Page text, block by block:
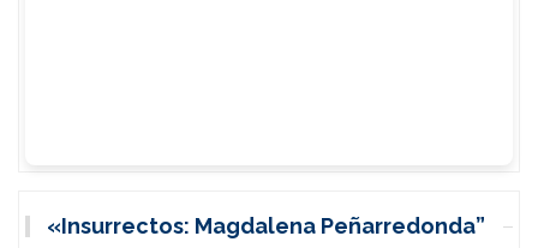
«Insurrectos: Magdalena Peñarredonda”